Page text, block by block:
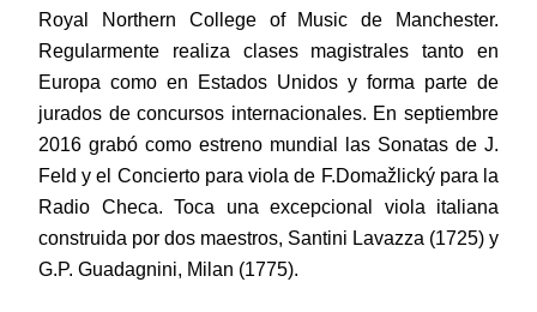
Royal Northern College of Music de Manchester.
Regularmente realiza clases magistrales tanto en
Europa como en Estados Unidos y forma parte de
jurados de concursos internacionales. En septiembre
2016 grabó como estreno mundial las Sonatas de J.
Feld y el Concierto para viola de F.Domažlický para la
Radio Checa. Toca una excepcional viola italiana
construida por dos maestros, Santini Lavazza (1725) y
G.P. Guadagnini, Milan (1775).